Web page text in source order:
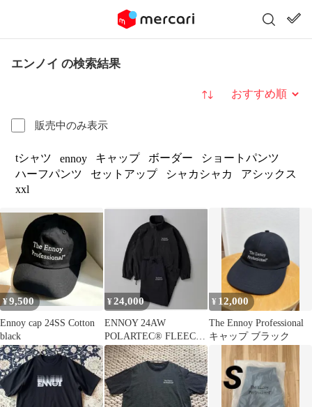
エンノイ の検索結果
販売中のみ表示
並び替え
tシャツ ennoy キャップ ボーダー
ショートパンツ
ハーフパンツ
セットアップ シャカシャカ
アシックス
xxl
¥9,500
Ennoy cap 24SS Cotton
black
¥24,000
ENNOY 24AW
POLARTEC® FLEECE
ジャケットのみ
¥ 12,000
The Ennoy Professional
キャップ ブラック